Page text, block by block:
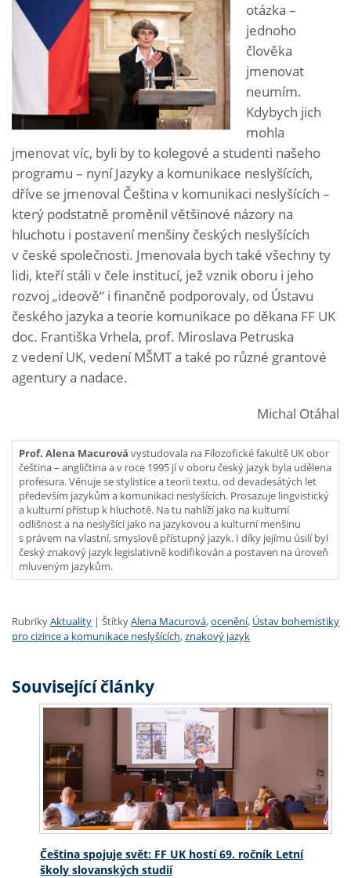
otázka –
jednoho
člověka
jmenovat
neumím.
Kdybych jich
mohla
jmenovat víc, byli by to kolegové a studenti našeho
programu – nyní Jazyky a komunikace neslyšících,
dříve se jmenoval Čeština v komunikaci neslyšících –
který podstatně proměnil většinové názory na
hluchotu i postavení menšiny českých neslyšících
v české společnosti. Jmenovala bych také všechny ty
lidi, kteří stáli v čele institucí, jež vznik oboru i jeho
rozvoj „ideově“ i finančně podporovaly, od Ústavu
českého jazyka a teorie komunikace po děkana FF UK
doc. Františka Vrhela, prof. Miroslava Petruska
z vedení UK, vedení MŠMT a také po různé grantové
agentury a nadace.
Michal Otáhal
Prof. Alena Macurová vystudovala na Filozofické fakultě UK obor
čeština – angličtina a v roce 1995 jí v oboru český jazyk byla udělena
profesura. Věnuje se stylistice a teorii textu, od devadesátých let
především jazykům a komunikaci neslyšících. Prosazuje lingvistický
a kulturní přístup k hluchotě. Na tu nahlíží jako na kulturní
odlišnost a na neslyšící jako na jazykovou a kulturní menšinu
s právem na vlastní, smyslově přístupný jazyk. I díky jejímu úsilí byl
český znakový jazyk legislativně kodifikován a postaven na úroveň
mluveným jazykům.
RubrikyAktuality | ŠtítkyAlena Macurová,ocenění, Ústav bohemistiky
pro cizince a komunikace neslyšících,znakový jazyk
Související články
Čeština spojuje svět: FF UK hostí 69. ročník Letní
školy slovanských studií